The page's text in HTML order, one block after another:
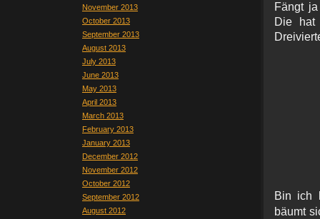
November 2013
October 2013
September 2013
August 2013
July 2013
June 2013
May 2013
April 2013
March 2013
February 2013
January 2013
December 2012
November 2012
October 2012
September 2012
August 2012
Fängt
Die hat
Bin ich
bäumt